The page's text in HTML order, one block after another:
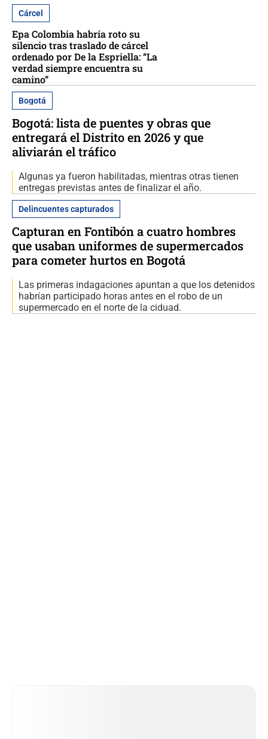
Cárcel
Epa Colombia habría roto su
silencio tras traslado de cárcel
ordenado por De la Espriella: “La
verdad siempre encuentra su
camino”
Bogotá
Bogotá: lista de puentes y obras que
entregará el Distrito en 2026 y que
aliviarán el tráfico
Algunas ya fueron habilitadas, mientras otras tienen
entregas previstas antes de finalizar el año.
Delincuentes capturados
Capturan en Fontibón a cuatro hombres
que usaban uniformes de supermercados
para cometer hurtos en Bogotá
Las primeras indagaciones apuntan a que los detenidos
habrían participado horas antes en el robo de un
supermercado en el norte de la ciduad.